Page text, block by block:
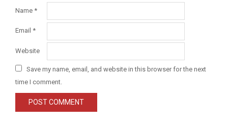
Name *
Email *
Website
Save my name, email, and website in this browser for the next
time I comment.